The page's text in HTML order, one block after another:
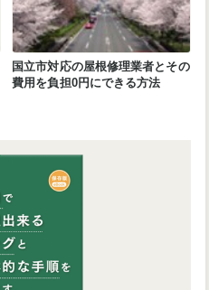
国立市対応の屋根修理業者とその
費用を負担0円にできる方法